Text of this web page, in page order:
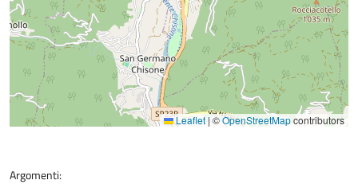
Leaflet | ©OpenStreetMapcontributors
Argomenti: